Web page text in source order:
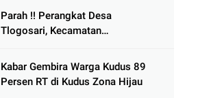
Parah !! Perangkat Desa
Tlogosari, Kecamatan
Rumah dari BAZNAS
Kabar Gembira Warga Kudus 89
Persen RT di Kudus Zona Hijau